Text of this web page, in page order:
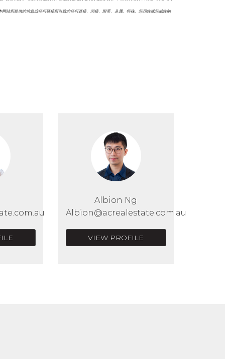
站所提供的信息或任何链接所引致的任何直接、间接、附带、从属、特殊、惩罚性或惩戒性的
Albion Ng
Albion@acrealestate.com.au
VIEW PROFILE